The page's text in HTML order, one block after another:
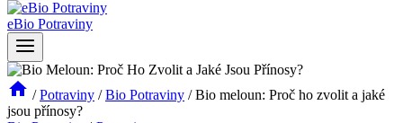
eBio Potraviny
/ Potraviny / Bio Potraviny / Bio meloun: Proč ho zvolit a jaké
jsou přínosy?